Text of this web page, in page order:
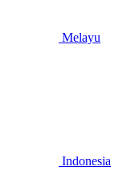
Melayu
Indonesia